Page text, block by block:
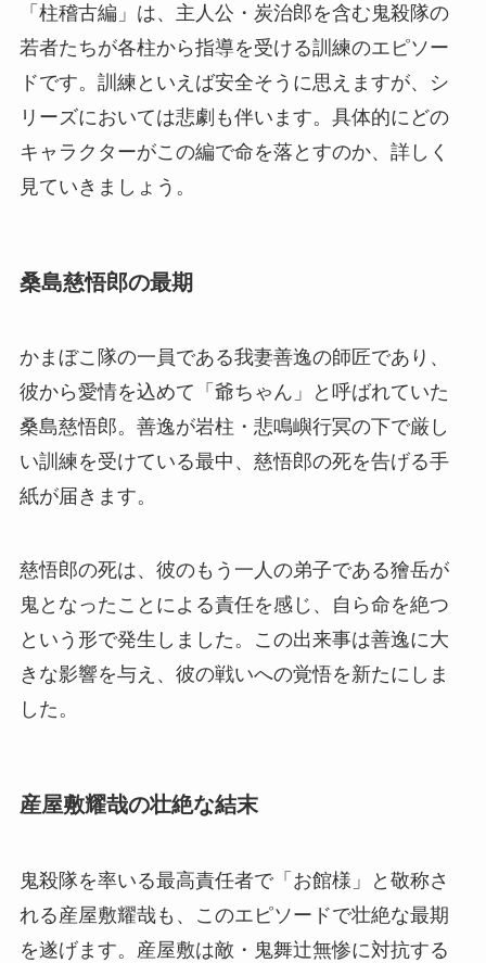
「柱稽古編」は、主人公・炭治郎を含む鬼殺隊の
若者たちが各柱から指導を受ける訓練のエピソー
ドです。訓練といえば安全そうに思えますが、シ
リーズにおいては悲劇も伴います。具体的にどの
キャラクターがこの編で命を落とすのか、詳しく
見ていきましょう。
桑島慈悟郎の最期
かまぼこ隊の一員である我妻善逸の師匠であり、
彼から愛情を込めて「爺ちゃん」と呼ばれていた
桑島慈悟郎。善逸が岩柱・悲鳴嶼行冥の下で厳し
い訓練を受けている最中、慈悟郎の死を告げる手
紙が届きます。
慈悟郎の死は、彼のもう一人の弟子である獪岳が
鬼となったことによる責任を感じ、自ら命を絶つ
という形で発生しました。この出来事は善逸に大
きな影響を与え、彼の戦いへの覚悟を新たにしま
した。
産屋敷耀哉の壮絶な結末
鬼殺隊を率いる最高責任者で「お館様」と敬称さ
れる産屋敷耀哉も、このエピソードで壮絶な最期
を遂げます。産屋敷は敵・鬼舞辻無惨に対抗する